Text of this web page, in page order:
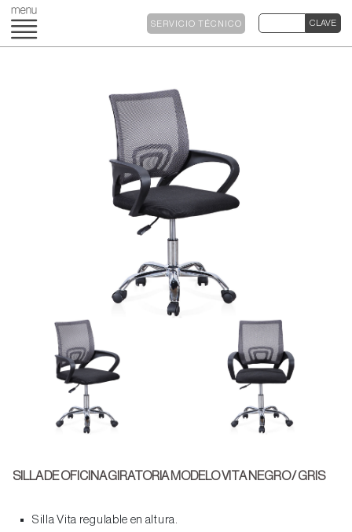
SERVICIO TÉCNICO
SILLA DE OFICINA GIRATORIA MODELO VITA NEGRO / GRIS
Silla Vita regulable en altura.